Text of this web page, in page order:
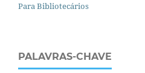
Para Bibliotecários
PALAVRAS-CHAVE